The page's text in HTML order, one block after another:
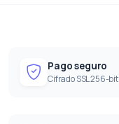
Pago seguro
Cifrado SSL 256-bit